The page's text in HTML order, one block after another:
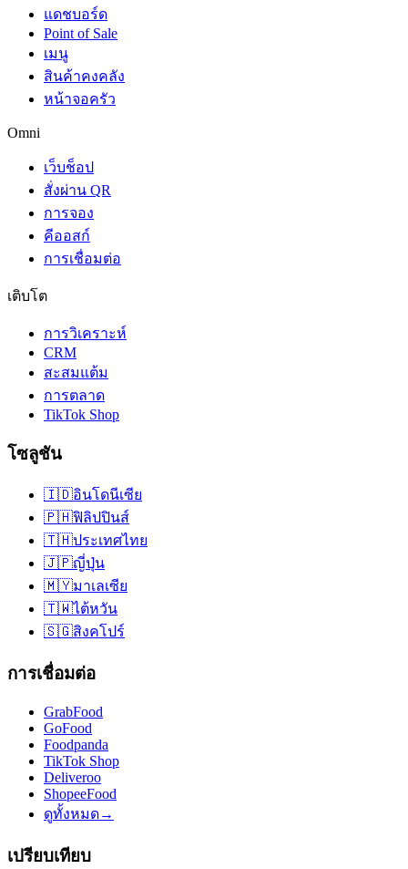
แดชบอร์ด
Point of Sale
เมนู
สินค้าคงคลัง
หน้าจอครัว
Omni
เว็บช็อป
สั่งผ่าน QR
การจอง
คีออสก์
การเชื่อมต่อ
เติบโต
การวิเคราะห์
CRM
สะสมแต้ม
การตลาด
TikTok Shop
โซลูชัน
🇮🇩อินโดนีเซีย
🇵🇭ฟิลิปปินส์
🇹🇭ประเทศไทย
🇯🇵ญี่ปุ่น
🇲🇾มาเลเซีย
🇹🇼ไต้หวัน
🇸🇬สิงคโปร์
การเชื่อมต่อ
GrabFood
GoFood
Foodpanda
TikTok Shop
Deliveroo
ShopeeFood
ดูทั้งหมด→
เปรียบเทียบ